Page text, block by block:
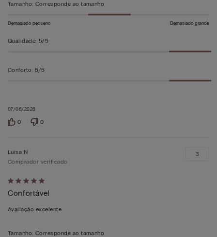
07/06/2026
Tamanho: Corresponde ao tamanho
Demasiado pequeno Demasiado grande
Qualidade: 5/5
Conforto: 5/5
0 0
Atribuiu
5
em
Luísa N
Comprador verificado
Confortável
Avaliação excelente
3
Tamanho: Corresponde ao tamanho